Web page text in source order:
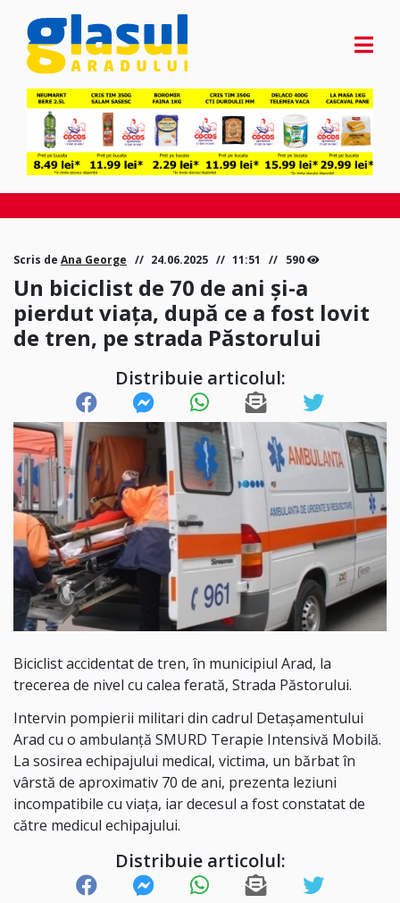
Scris de Ana George 24.06.2025 11:51 590
Un biciclist de 70 de ani și-a
pierdut viața, după ce a fost lovit
de tren, pe strada Păstorului
Distribuie articolul:
Biciclist accidentat de tren, în municipiul Arad, la
trecerea de nivel cu calea ferată, Strada Păstorului.
Intervin pompierii militari din cadrul Detașamentului
Arad cu o ambulanță SMURD Terapie Intensivă Mobilă.
La sosirea echipajului medical, victima, un bărbat în
vârstă de aproximativ 70 de ani, prezenta leziuni
incompatibile cu viața, iar decesul a fost constatat de
către medicul echipajului.
Distribuie articolul: